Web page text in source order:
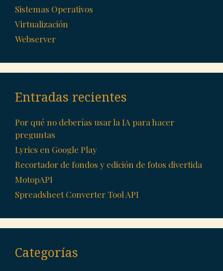
Sistemas Operativos
Virtualización
Webserver
Entradas recientes
Por qué no deberías usar la IA para hacer
preguntas
Lyrics en Google Play
Recortador de fondos y edición de fotos divertida
MotopAPI
Spreadsheet Converter Tool API
Categorías